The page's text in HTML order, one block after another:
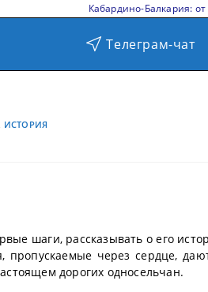
Кабардино-Балкария:
Телеграм-чат
ИСТОРИЯ
шаги, рассказывать о его
через сердце,
дорогих односельчан.